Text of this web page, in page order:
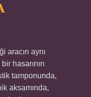
aracın aynı
hasarının
tamponunda,
aksamında,